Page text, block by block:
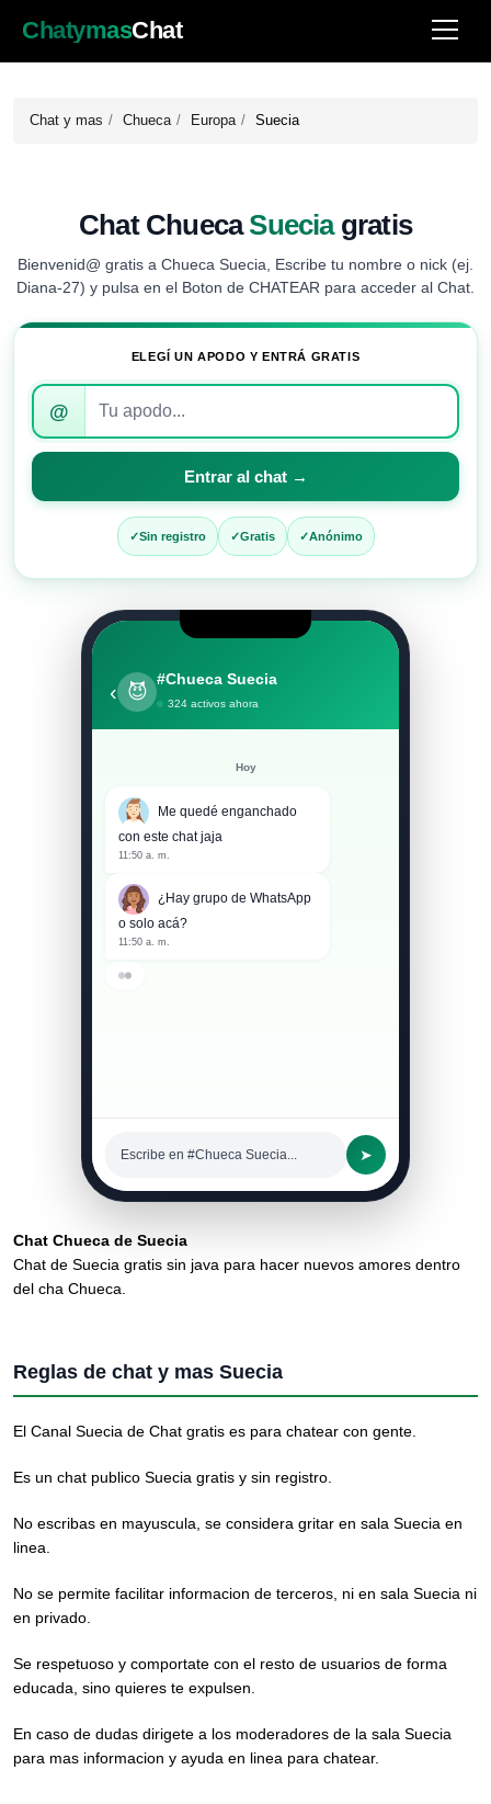
ChatymasChat
Chat y mas Chueca Europa Suecia
Chat ChuecaSueciagratis
Bienvenid@ gratis a Chueca Suecia, Escribe tu nombre o nick (ej.
Diana-27) y pulsa en el Boton de CHATEAR para acceder al Chat.
ELEGÍ UN APODO Y ENTRÁ GRATIS
Introduce
apodo
para
entrar
@
Entrar al chat →
Sin registro Gratis Anónimo
‹ 😈
#Chueca Suecia
324 activos ahora
Hoy
Me quedé enganchado
con este chat jaja
11:50 a. m.
¿Hay grupo de WhatsApp
o solo acá?
11:50 a. m.
Escribe en #Chueca Suecia... ➤
Chat Chueca de Suecia
Chat de Suecia gratis sin java para hacer nuevos amores dentro
del cha Chueca.
Reglas de chat y mas Suecia
El Canal Suecia de Chat gratis es para chatear con gente.
Es un chat publico Suecia gratis y sin registro.
No escribas en mayuscula, se considera gritar en sala Suecia en
linea.
No se permite facilitar informacion de terceros, ni en sala Suecia ni
en privado.
Se respetuoso y comportate con el resto de usuarios de forma
educada, sino quieres te expulsen.
En caso de dudas dirigete a los moderadores de la sala Suecia
para mas informacion y ayuda en linea para chatear.